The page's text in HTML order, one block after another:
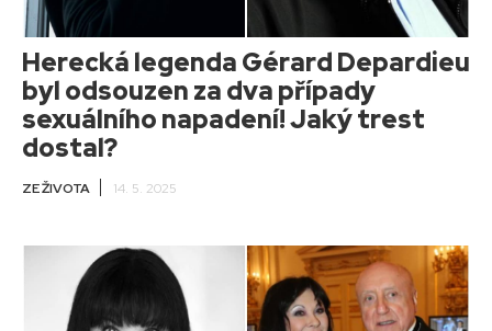
Herecká legenda Gérard Depardieu
byl odsouzen za dva případy
sexuálního napadení! Jaký trest
dostal?
ZE ŽIVOTA 14. 5. 2025